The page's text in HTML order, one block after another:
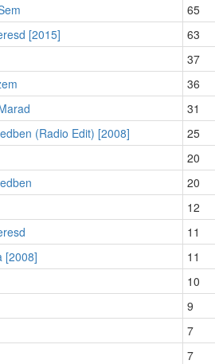
65
[2015]
63
37
36
31
(Radio Edit) [2008]
25
20
20
12
11
[2008]
11
10
9
7
7